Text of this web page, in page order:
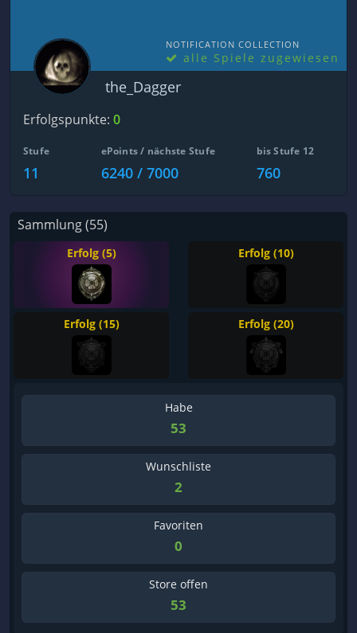
NOTIFICATION COLLECTION
alle Spiele zugewiesen
the_Dagger
Erfolgspunkte: 0
Stufe
11
ePoints / nächste Stufe
6240 / 7000
bis Stufe 12
760
Sammlung (55)
Erfolg (5) Erfolg (10)
Erfolg (15) Erfolg (20)
Habe
53
Wunschliste
2
Favoriten
0
Store offen
53